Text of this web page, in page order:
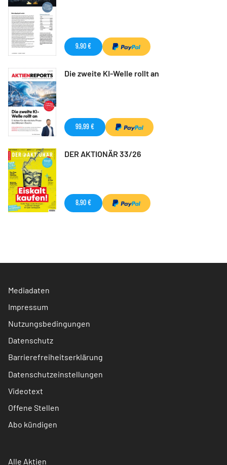
9,90 €
Die zweite KI-Welle rollt an
99,99 €
DER AKTIONÄR 33/26
8,90 €
Mediadaten
Impressum
Nutzungsbedingungen
Datenschutz
Barrierefreiheitserklärung
Datenschutzeinstellungen
Videotext
Offene Stellen
Abo kündigen
Alle Aktien